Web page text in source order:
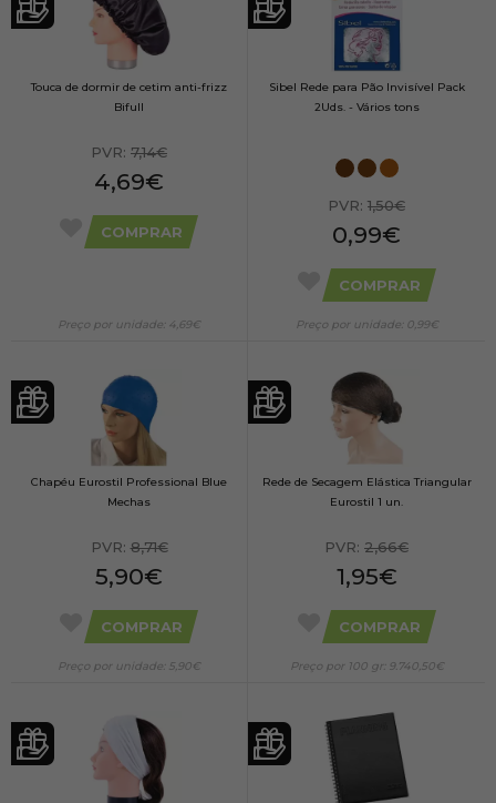
Touca de dormir de cetim anti-frizz
Bifull
PVR: 7,14€
4,69€
COMPRAR
Preço por unidade: 4,69€
Sibel Rede para Pão Invisível Pack
2Uds. - Vários tons
PVR: 1,50€
0,99€
COMPRAR
Preço por unidade: 0,99€
Chapéu Eurostil Professional Blue
Mechas
PVR:8,71€
5,90€
COMPRAR
Preço por unidade: 5,90€
Rede de Secagem Elástica Triangular
Eurostil 1 un.
PVR: 2,66€
1,95€
COMPRAR
Preço por 100 gr: 9.740,50€